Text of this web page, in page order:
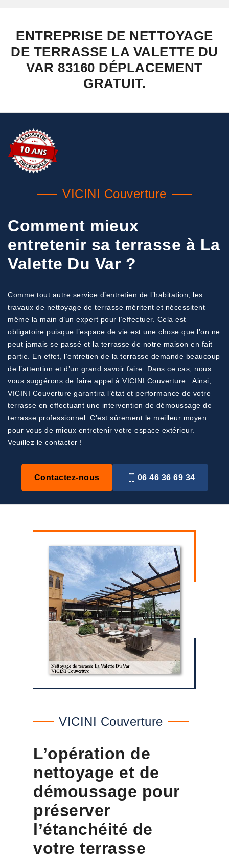
ENTREPRISE DE NETTOYAGE
DE TERRASSE LA VALETTE DU
VAR 83160 DÉPLACEMENT
GRATUIT.
VICINI Couverture
Comment mieux
entretenir sa terrasse à La
Valette Du Var ?
Comme tout autre service d’entretien de l’habitation, les
travaux de nettoyage de terrasse méritent et nécessitent
même la main d’un expert pour l’effectuer. Cela est
obligatoire puisque l’espace de vie est une chose que l’on ne
peut jamais se passé et la terrasse de notre maison en fait
partie. En effet, l’entretien de la terrasse demande beaucoup
de l’attention et d’un grand savoir faire. Dans ce cas, nous
vous suggérons de faire appel à VICINI Couverture . Ainsi,
VICINI Couverture garantira l’état et performance de votre
terrasse en effectuant une intervention de démoussage de
terrasse professionnel. C’est sûrement le meilleur moyen
pour vous de mieux entretenir votre espace extérieur.
Veuillez le contacter !
Contactez-nous 06 46 36 69 34
VICINI Couverture
L’opération de
nettoyage et de
démoussage pour
préserver
l’étanchéité de
votre terrasse